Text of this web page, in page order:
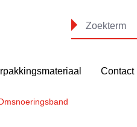
Contact